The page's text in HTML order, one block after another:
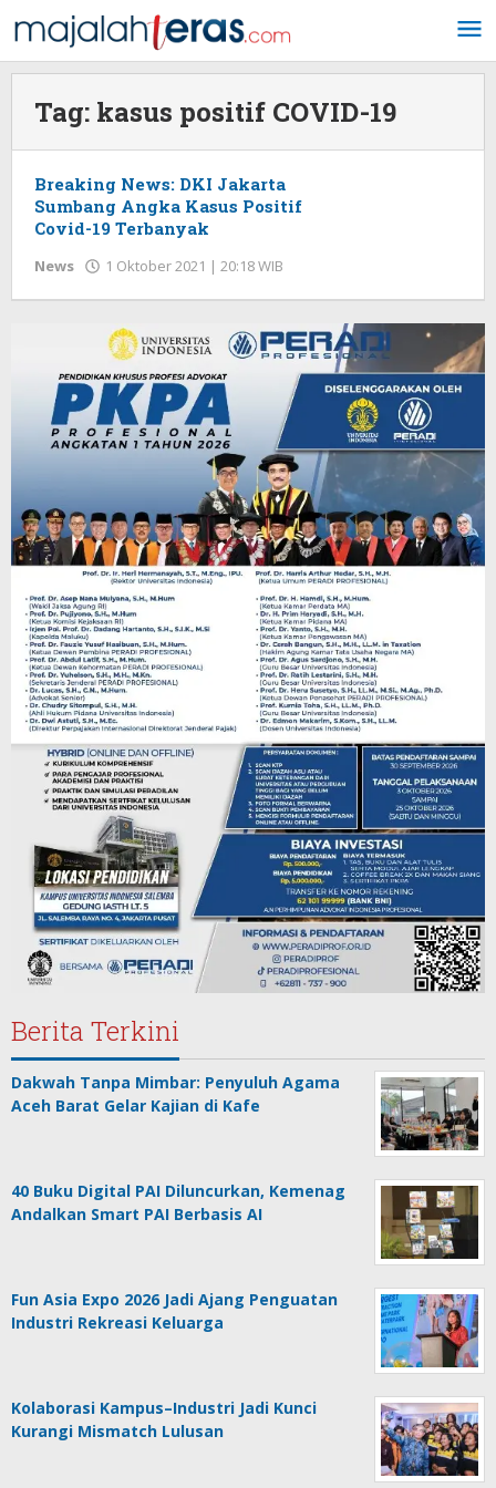
ke
konten
Tag: kasus positif COVID-19
Breaking News: DKI Jakarta
Sumbang Angka Kasus Positif
Covid-19 Terbanyak
News 1 Oktober 2021 | 20:18 WIB
Berita Terkini
Dakwah Tanpa Mimbar: Penyuluh Agama
Aceh Barat Gelar Kajian di Kafe
40 Buku Digital PAI Diluncurkan, Kemenag
Andalkan Smart PAI Berbasis AI
Fun Asia Expo 2026 Jadi Ajang Penguatan
Industri Rekreasi Keluarga
Kolaborasi Kampus–Industri Jadi Kunci
Kurangi Mismatch Lulusan